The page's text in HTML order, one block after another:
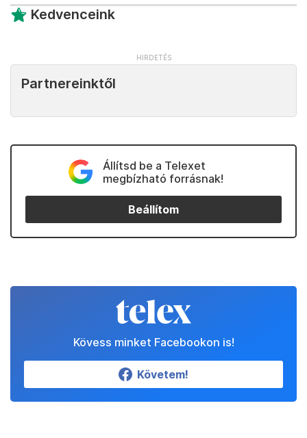
Kedvenceink
Partnereinktől
Állítsd be a Telexet
megbízható forrásnak!
Beállítom
Kövess minket Facebookon is!
Követem!